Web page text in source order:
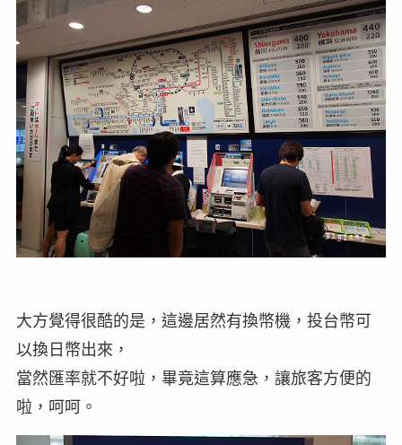
大方覺得很酷的是，這邊居然有換幣機，投台幣可
以換日幣出來，
當然匯率就不好啦，畢竟這算應急，讓旅客方便的
啦，呵呵。